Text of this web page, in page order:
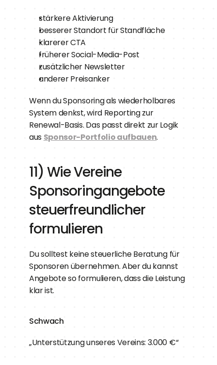
stärkere Aktivierung
besserer Standort für Standfläche
klarerer CTA
früherer Social-Media-Post
zusätzlicher Newsletter
anderer Preisanker
Wenn du Sponsoring als wiederholbares
System denkst, wird Reporting zur
Renewal-Basis. Das passt direkt zur Logik
aus Sponsor-Portfolio aufbauen.
11) Wie Vereine
Sponsoringangebote
steuerfreundlicher
formulieren
Du solltest keine steuerliche Beratung für
Sponsoren übernehmen. Aber du kannst
Angebote so formulieren, dass die Leistung
klar ist.
Schwach
„Unterstützung unseres Vereins: 3.000 €“